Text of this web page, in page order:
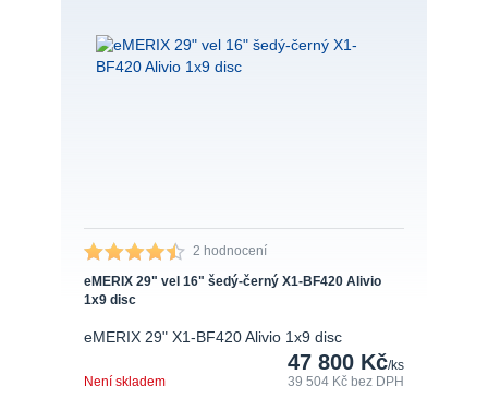
2 hodnocení
eMERIX 29" vel 16" šedý-černý X1-BF420 Alivio
1x9 disc
eMERIX 29" X1-BF420 Alivio 1x9 disc
47 800 Kč/ks
39 504 Kčbez DPH
Není skladem